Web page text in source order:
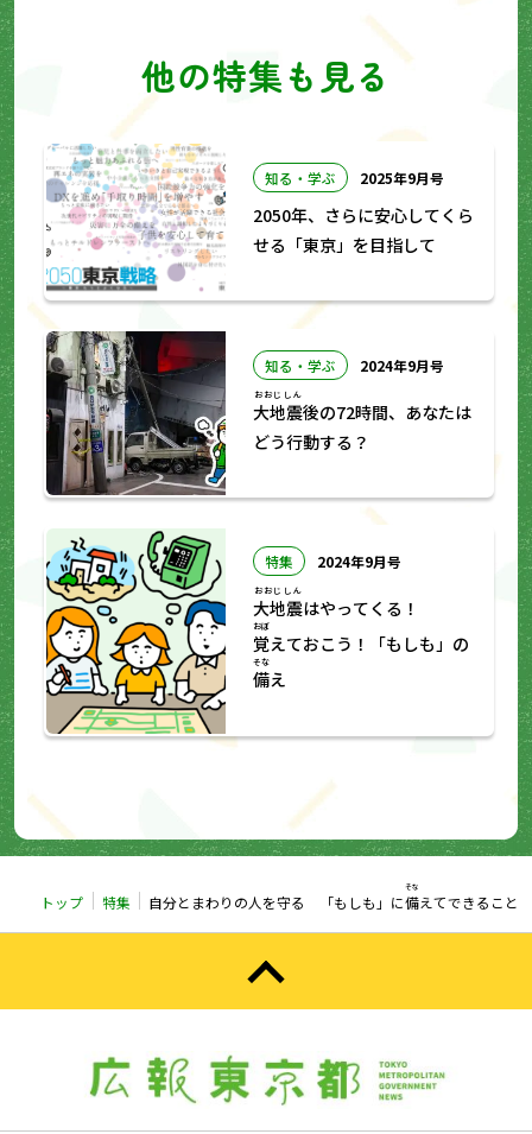
他の特集も見る
知る・学ぶ 2025年9月号
2050年、さらに安心してくら
せる「東京」を目指して
知る・学ぶ 2024年9月号
大地震
おおじしん
後の72時間、あなたは
どう行動する？
特集 2024年9月号
大地震
おおじしん
はやってくる！
覚
おぼ
えておこう！「もしも」の
備
そな
え
トップ 特集 自分とまわりの人を守る 「もしも」に備
そな
えてできること